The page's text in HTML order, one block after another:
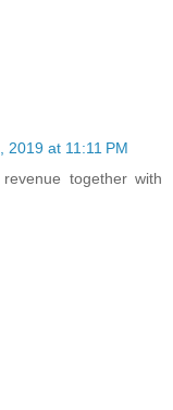
2019 at 11:11 PM
together with